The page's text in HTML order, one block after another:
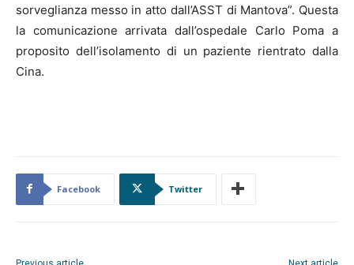
sorveglianza messo in atto dall’ASST di Mantova”. Questa
la comunicazione arrivata dall’ospedale Carlo Poma a
proposito dell’isolamento di un paziente rientrato dalla
Cina.
Facebook Twitter